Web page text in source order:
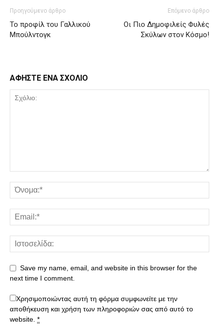
Προηγούμενο άρθρο
Το προφίλ του Γαλλικού
Μπούλντογκ
Επόμενο άρθρο
Οι Πιο Δημοφιλείς Φυλές
Σκύλων στον Κόσμο!
ΑΦΗΣΤΕ ΕΝΑ ΣΧΟΛΙΟ
Save my name, email, and website in this browser for the
next time I comment.
Χρησιμοποιώντας αυτή τη φόρμα συμφωνείτε με την
αποθήκευση και χρήση των πληροφοριών σας από αυτό το
website. *